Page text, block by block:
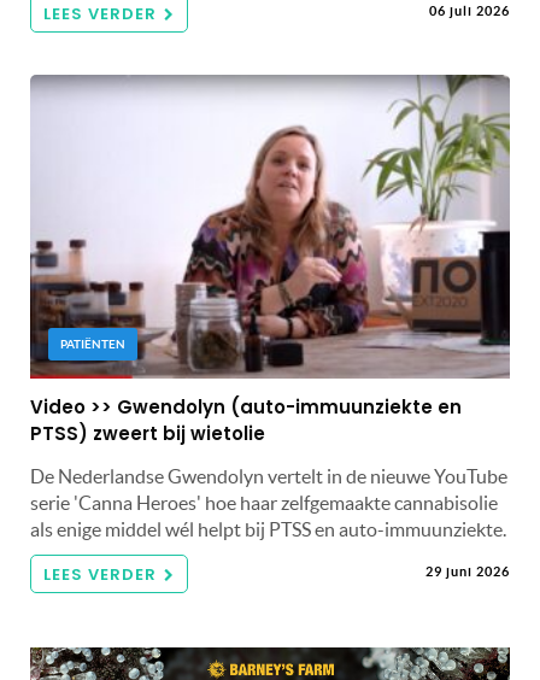
LEES VERDER 06 juli 2026
PATIËNTEN
Video >> Gwendolyn (auto-immuunziekte en
PTSS) zweert bij wietolie
De Nederlandse Gwendolyn vertelt in de nieuwe YouTube
serie 'Canna Heroes' hoe haar zelfgemaakte cannabisolie
als enige middel wél helpt bij PTSS en auto-immuunziekte.
LEES VERDER 29 juni 2026